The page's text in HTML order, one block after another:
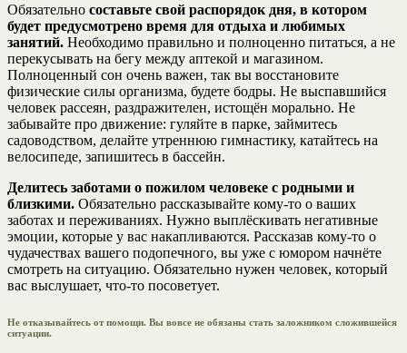
Обязательно составьте свой распорядок дня, в котором
будет предусмотрено время для отдыха и любимых
занятий. Необходимо правильно и полноценно питаться, а не
перекусывать на бегу между аптекой и магазином.
Полноценный сон очень важен, так вы восстановите
физические силы организма, будете бодры. Не выспавшийся
человек рассеян, раздражителен, истощён морально. Не
забывайте про движение: гуляйте в парке, займитесь
садоводством, делайте утреннюю гимнастику, катайтесь на
велосипеде, запишитесь в бассейн.
Делитесь заботами о пожилом человеке с родными и
близкими. Обязательно рассказывайте кому-то о ваших
заботах и переживаниях. Нужно выплёскивать негативные
эмоции, которые у вас накапливаются. Рассказав кому-то о
чудачествах вашего подопечного, вы уже с юмором начнёте
смотреть на ситуацию. Обязательно нужен человек, который
вас выслушает, что-то посоветует.
Не отказывайтесь от помощи. Вы вовсе не обязаны стать заложником сложившейся
ситуации.